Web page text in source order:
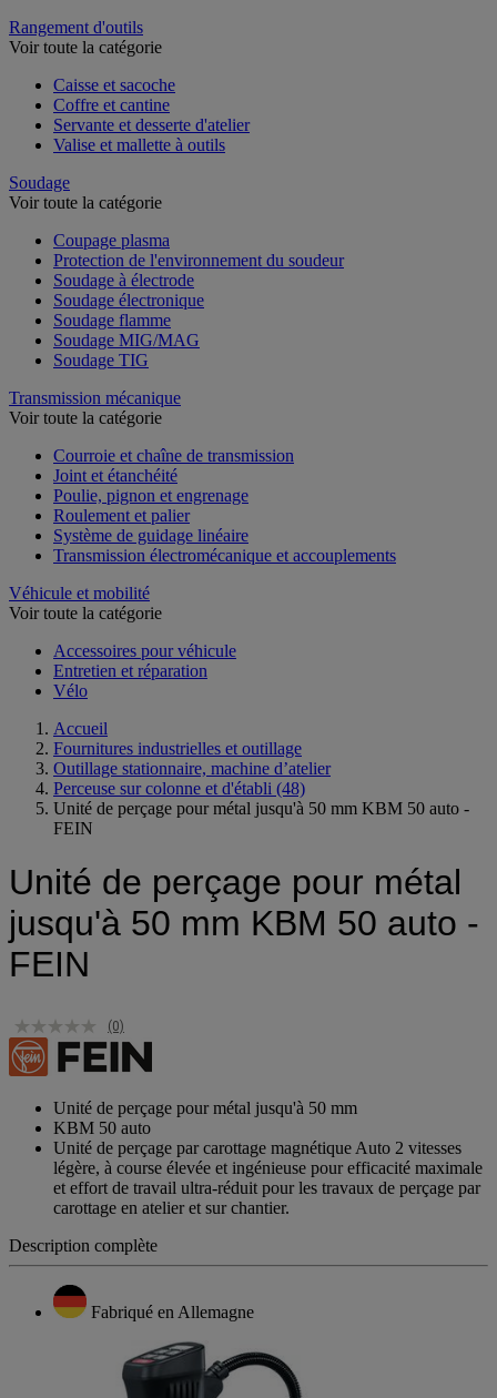
Rangement d'outils
Voir toute la catégorie
Caisse et sacoche
Coffre et cantine
Servante et desserte d'atelier
Valise et mallette à outils
Soudage
Voir toute la catégorie
Coupage plasma
Protection de l'environnement du soudeur
Soudage à électrode
Soudage électronique
Soudage flamme
Soudage MIG/MAG
Soudage TIG
Transmission mécanique
Voir toute la catégorie
Courroie et chaîne de transmission
Joint et étanchéité
Poulie, pignon et engrenage
Roulement et palier
Système de guidage linéaire
Transmission électromécanique et accouplements
Véhicule et mobilité
Voir toute la catégorie
Accessoires pour véhicule
Entretien et réparation
Vélo
Accueil
Fournitures industrielles et outillage
Outillage stationnaire, machine d’atelier
Perceuse sur colonne et d'établi (48)
Unité de perçage pour métal jusqu'à 50 mm KBM 50 auto -
FEIN
Unité de perçage pour métal
jusqu'à 50 mm KBM 50 auto -
FEIN
(0)
Unité de perçage pour métal jusqu'à 50 mm
KBM 50 auto
Unité de perçage par carottage magnétique Auto 2 vitesses
légère, à course élevée et ingénieuse pour efficacité maximale
et effort de travail ultra-réduit pour les travaux de perçage par
carottage en atelier et sur chantier.
Description complète
Fabriqué en Allemagne